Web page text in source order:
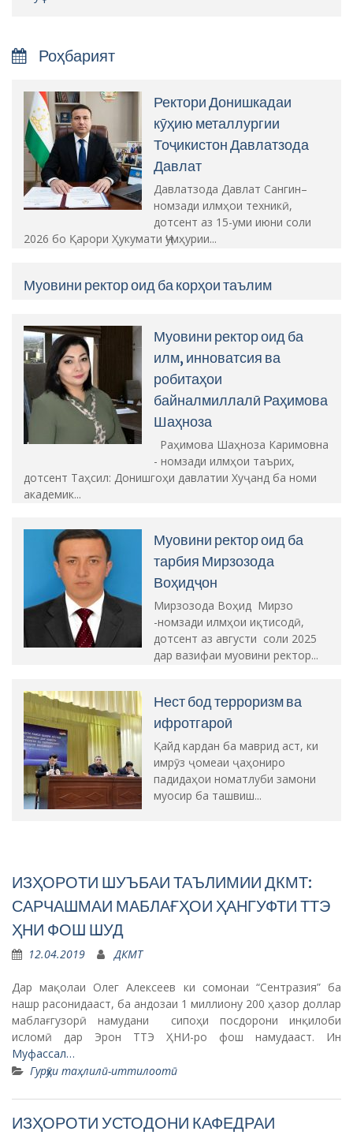
Роҳбарият
Ректори Донишкадаи
кӯҳию металлургии
Тоҷикистон Давлатзода
Давлат
Давлатзода Давлат Сангин–
номзади илмҳои техникӣ,
дотсент аз 15-уми июни соли
2026 бо Қарори Ҳукумати Ҷумҳурии...
Муовини ректор оид ба корҳои таълим
Муовини ректор оид ба
илм, инноватсия ва
робитаҳои
байналмиллалӣ Раҳимова
Шаҳноза
Раҳимова Шаҳноза Каримовна
- номзади илмҳои таърих,
дотсент Таҳсил: Донишгоҳи давлатии Хуҷанд ба номи
академик...
Муовини ректор оид ба
тарбия Мирзозода
Воҳидҷон
Мирзозода Воҳид Мирзо
-номзади илмҳои иқтисодӣ,
дотсент аз августи соли 2025
дар вазифаи муовини ректор...
Нест бод терроризм ва
ифротгароӣ
Қайд кардан ба маврид аст, ки
имрӯз ҷомеаи ҷаҳониро
падидаҳои номатлуби замони
муосир ба ташвиш...
ИЗҲОРОТИ ШУЪБАИ ТАЪЛИМИИ ДКМТ:
САРЧАШМАИ МАБЛАҒҲОИ ҲАНГУФТИ ТТЭ
ҲНИ ФОШ ШУД
12.04.2019 ДКМТ
Дар мақолаи Олег Алексеев ки сомонаи “Сентразия” ба
нашр расонидааст, ба андозаи 1 миллиону 200 ҳазор доллар
маблағгузорӣ намудани сипоҳи посдорони инқилоби
исломӣ дар Эрон ТТЭ ҲНИ-ро фош намудааст. Ин
Муфассал…
Гурӯҳи таҳлилӣ-иттилоотӣ
ИЗҲОРОТИ УСТОДОНИ КАФЕДРАИ